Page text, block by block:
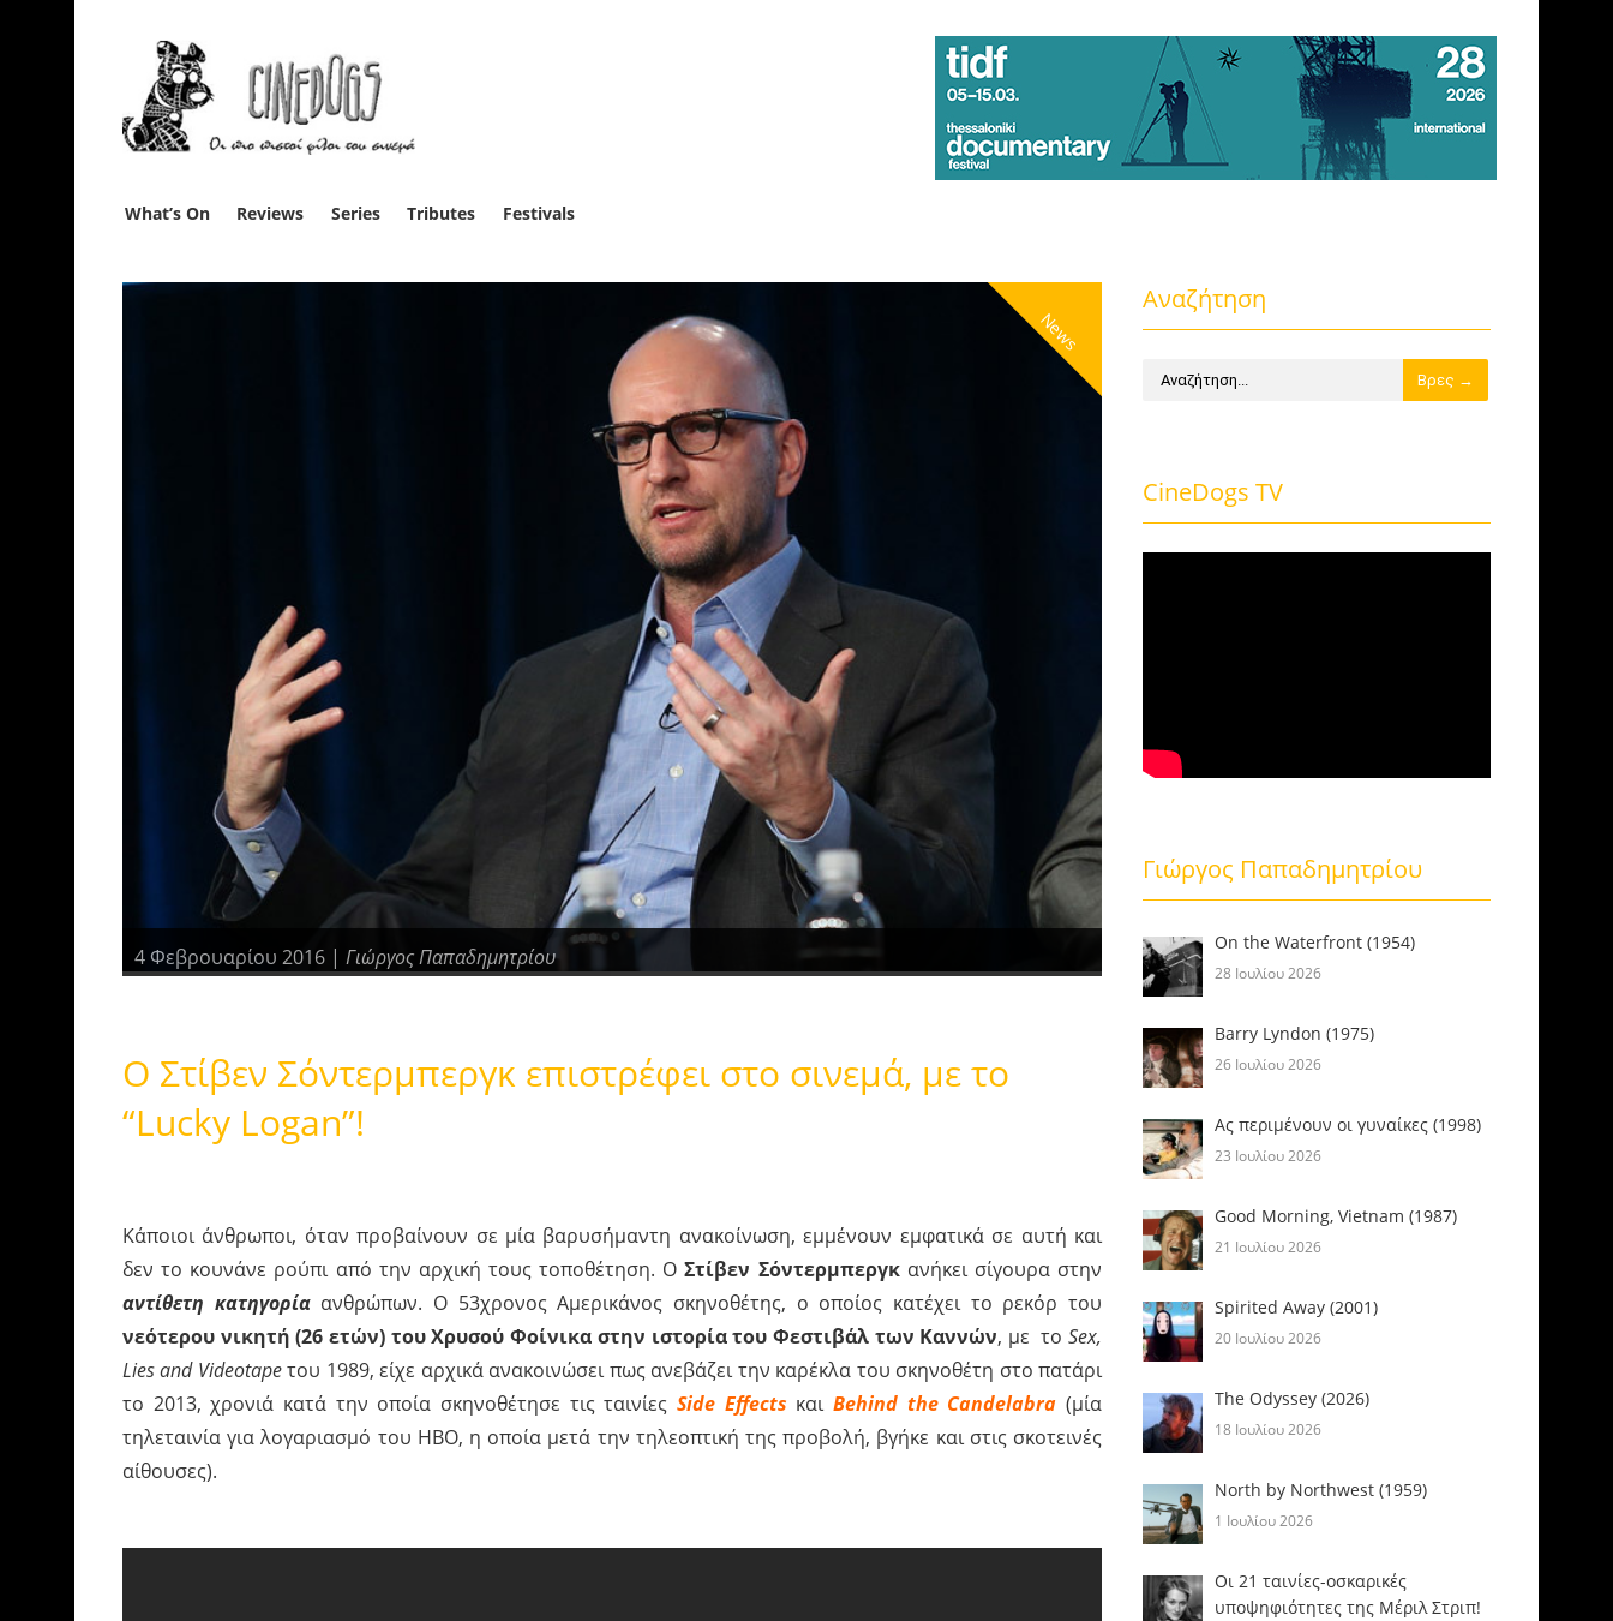
What’s On Reviews Series Tributes Festivals
News
4 Φεβρουαρίου 2016 | Γιώργος Παπαδημητρίου
Ο Στίβεν Σόντερμπεργκ επιστρέφει στο σινεμά, με το
“Lucky Logan”!
Κάποιοι άνθρωποι, όταν προβαίνουν σε μία βαρυσήμαντη ανακοίνωση, εμμένουν εμφατικά σε αυτή και
δεν το κουνάνε ρούπι από την αρχική τους τοποθέτηση. ΟΣτίβεν Σόντερμπεργκανήκει σίγουρα στην
αντίθετη κατηγορίαανθρώπων. Ο 53χρονος Αμερικάνος σκηνοθέτης, ο οποίος κατέχει το ρεκόρ του
νεότερου νικητή (26 ετών) του Χρυσού Φοίνικα στην ιστορία του Φεστιβάλ των Καννών, με το Sex,
Lies and Videotapeτου 1989, είχε αρχικά ανακοινώσει πως ανεβάζει την καρέκλα του σκηνοθέτη στο πατάρι
το 2013, χρονιά κατά την οποία σκηνοθέτησε τις ταινίες Side Effects καιBehind the Candelabra (μία
τηλεταινία για λογαριασμό του HBO, η οποία μετά την τηλεοπτική της προβολή, βγήκε και στις σκοτεινές
αίθουσες).
Αναζήτηση
CineDogs TV
Γιώργος Παπαδημητρίου
On the Waterfront (1954)
28 Ιουλίου 2026
Barry Lyndon (1975)
26 Ιουλίου 2026
Ας περιμένουν οι γυναίκες (1998)
23 Ιουλίου 2026
Good Morning, Vietnam (1987)
21 Ιουλίου 2026
Spirited Away (2001)
20 Ιουλίου 2026
The Odyssey (2026)
18 Ιουλίου 2026
North by Northwest (1959)
1 Ιουλίου 2026
Οι 21 ταινίες-οσκαρικές
υποψηφιότητες της Μέριλ Στριπ!